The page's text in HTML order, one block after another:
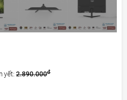
yết:2.890.000đ